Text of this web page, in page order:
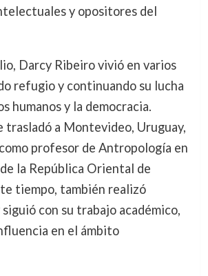
y opositores del
Darcy Ribeiro vivió en varios
refugio y continuando su lucha
humanos y la democracia.
trasladó a Montevideo, Uruguay,
profesor de Antropología en
la República Oriental de
tiempo, también realizó
con su trabajo académico,
en el ámbito